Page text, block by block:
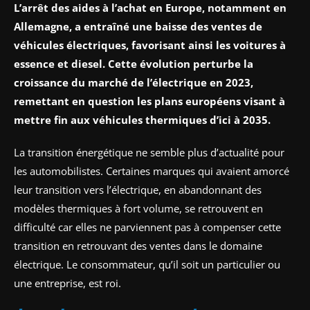
L’arrêt des aides à l’achat en Europe, notamment en
Allemagne, a entraîné une baisse des ventes de
véhicules électriques, favorisant ainsi les voitures à
essence et diesel. Cette évolution perturbe la
croissance du marché de l’électrique en 2023,
remettant en question les plans européens visant à
mettre fin aux véhicules thermiques d’ici à 2035.
La transition énergétique ne semble plus d’actualité pour
les automobilistes. Certaines marques qui avaient amorcé
leur transition vers l’électrique, en abandonnant des
modèles thermiques à fort volume, se retrouvent en
difficulté car elles ne parviennent pas à compenser cette
transition en retrouvant des ventes dans le domaine
électrique. Le consommateur, qu’il soit un particulier ou
une entreprise, est roi.